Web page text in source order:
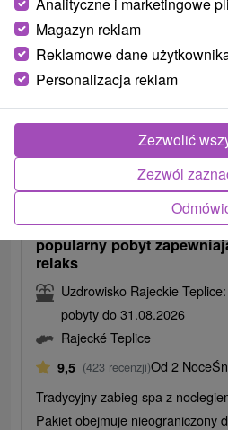
Pobyt relaksacyjny RELAX
popularny pobyt
relaks
Uzdrowisko Rajeckie
pobyty do 31.08.2026
Rajecké Teplice
9,5 (423 recenzji)Od 2 Noce
Tradycyjny zabieg spa z
Pakiet obejmuje nieograniczony
Magazyn reklam
Reklamowe dane
Personalizacja reklam
Zezwól
Zezwolić